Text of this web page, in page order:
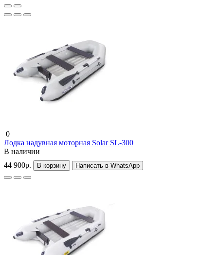
0
Лодка надувная моторная Solar SL-300
В наличии
44 900р.
В корзину Написать в WhatsApp